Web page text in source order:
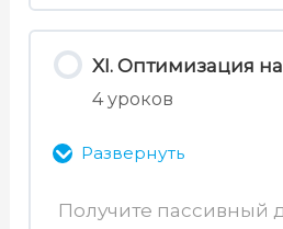
56. Работа в
XI. Оптимизация
4 уроков
Развернуть
Получите пассивный